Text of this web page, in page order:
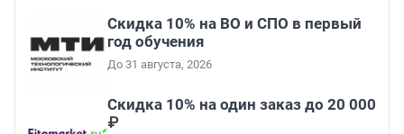
Скидка 10% на ВО и СПО в первый
год обучения
До 31 августа, 2026
Скидка 10% на один заказ до 20 000
₽